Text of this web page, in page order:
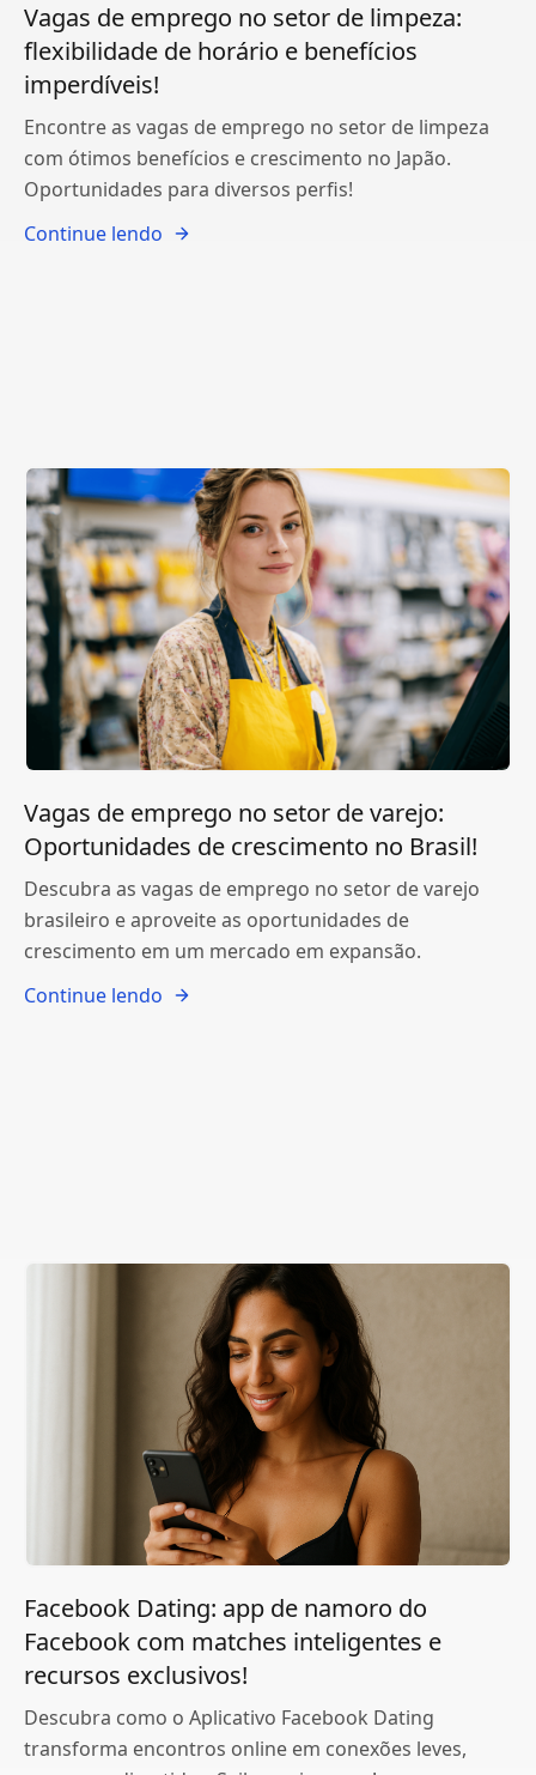
Vagas de emprego no setor de limpeza:
flexibilidade de horário e benefícios
imperdíveis!
Encontre as vagas de emprego no setor de limpeza
com ótimos benefícios e crescimento no Japão.
Oportunidades para diversos perfis!
Continue lendo
Vagas de emprego no setor de varejo:
Oportunidades de crescimento no Brasil!
Descubra as vagas de emprego no setor de varejo
brasileiro e aproveite as oportunidades de
crescimento em um mercado em expansão.
Continue lendo
Facebook Dating: app de namoro do
Facebook com matches inteligentes e
recursos exclusivos!
Descubra como o Aplicativo Facebook Dating
transforma encontros online em conexões leves,